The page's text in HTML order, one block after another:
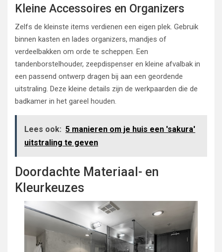
Kleine Accessoires en Organizers
Zelfs de kleinste items verdienen een eigen plek. Gebruik
binnen kasten en lades organizers, mandjes of
verdeelbakken om orde te scheppen. Een
tandenborstelhouder, zeepdispenser en kleine afvalbak in
een passend ontwerp dragen bij aan een geordende
uitstraling. Deze kleine details zijn de werkpaarden die de
badkamer in het gareel houden.
Lees ook: 5 manieren om je huis een 'sakura'
uitstraling te geven
Doordachte Materiaal- en
Kleurkeuzes